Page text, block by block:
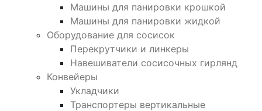
Машины для панировки крошкой
Машины для панировки жидкой
Оборудование для сосисок
Перекрутчики и линкеры
Навешиватели сосисочных гирлянд
Конвейеры
Укладчики
Транспортеры вертикальные